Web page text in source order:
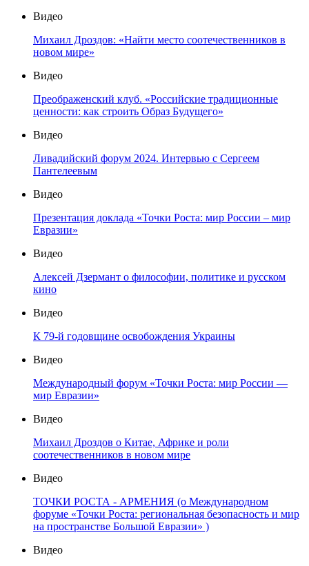
Видео
Михаил Дроздов: «Найти место соотечественников в
новом мире»
Видео
Преображенский клуб. «Российские традиционные
ценности: как строить Образ Будущего»
Видео
Ливадийский форум 2024. Интервью с Сергеем
Пантелеевым
Видео
Презентация доклада «Точки Роста: мир России – мир
Евразии»
Видео
Алексей Дзермант о философии, политике и русском
кино
Видео
К 79-й годовщине освобождения Украины
Видео
Международный форум «Точки Роста: мир России —
мир Евразии»
Видео
Михаил Дроздов о Китае, Африке и роли
соотечественников в новом мире
Видео
ТОЧКИ РОСТА - АРМЕНИЯ (о Международном
форуме «Точки Роста: региональная безопасность и мир
на пространстве Большой Евразии» )
Видео